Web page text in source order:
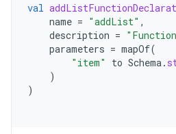
val
name = "addList" ,
description =
parameters = mapOf(
"item"
to Schema.
)
)